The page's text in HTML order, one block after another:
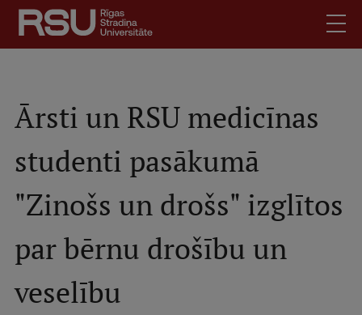
Pārlekt
galveno
saturu
Mobile
augšējā
izvēlne
Studentiem
Absolventiem
Darba devējiem
Bibliotēka
Kontakti
Ārsti un RSU medicīnas
studenti pasākumā
"Zinošs un drošs" izglītos
par bērnu drošību un
veselību